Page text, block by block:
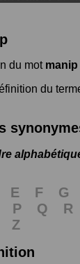
du mot manip
du
E F G
P Q R
Z